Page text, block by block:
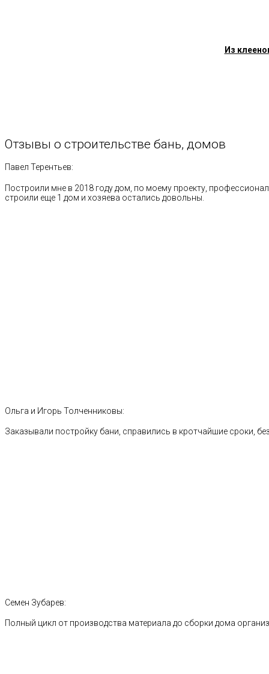
Из
Отзывы о строительстве бань, домов
Павел Терентьев:
Построили мне в 2018 году дом, по моему проекту,
строили еще 1 дом и хозяева остались довольны.
Ольга и Игорь Толченниковы:
Заказывали постройку бани, справились в кротчайшие сроки,
Семен Зубарев:
Полный цикл от производства материала до сборки дома